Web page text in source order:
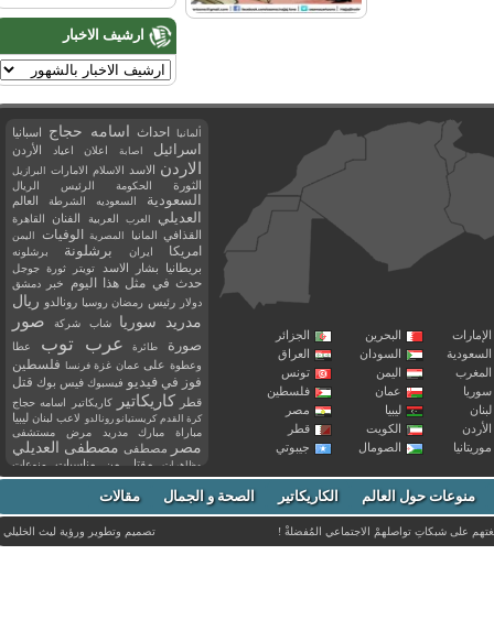
ارشيف الاخبار
البحرين
الجزائر
السودان
العراق
اليمن
تونس
عمان
فلسطين
ليبيا
مصر
الكويت
قطر
الصومال جيبوتي
ألمانيا احداث اسامه حجاج اسبانيا
اسرائيل اصابة اعلان اعياد الأردن
الاردن الاسد الاسلام الامارات البرازيل
الثورة الحكومة الرئيس الريال
السعودية السعوديه الشرطة العالم
العديلي العرب العربية الفنان القاهرة
القذافي المانيا المصرية الوفيات اليمن
امريكا ايران برشلونة برشلونه
بريطانيا بشار الاسد تويتر ثورة جوجل
حدث في مثل هذا اليوم خبر دمشق
دولار رئيس رمضان روسيا رونالدو ريال
مدريد
سوريا شاب شركة صور
صورة طائرة عرب توب
عطا
وعطوة على عمان غزة فرنسا فلسطين
فوز في فيديو فيسبوك فيس بوك قتل
قطر كاريكاتير كاريكاتير اسامه حجاج
كرة القدم كريستيانو رونالدو لاعب لبنان ليبيا
مباراة مبارك مدريد مرض مستشفى
مصر مصطفى مصطفى العديلي
مظاهرات مقتل من مناسبات
منوعات
مواليد
موت ميسي ميلان نادي نشر
وفاة وفيات يوتيوب منوعات حول العالم الكاريكاتير الصحة و الجمال مقالات
على شبكاتِ تواصلهمْ الاجتماعي المُفضلةْ ! تصميم وتطوير ورؤيةليث الخليلي